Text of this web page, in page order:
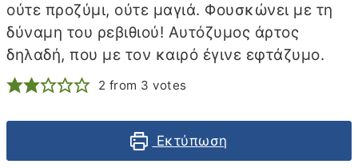
ούτε προζύμι, ούτε μαγιά. Φουσκώνει με τη
δύναμη του ρεβιθιού! Αυτόζυμος άρτος
δηλαδή, που με τον καιρό έγινε εφτάζυμο.
2 from 3 votes
Εκτύπωση